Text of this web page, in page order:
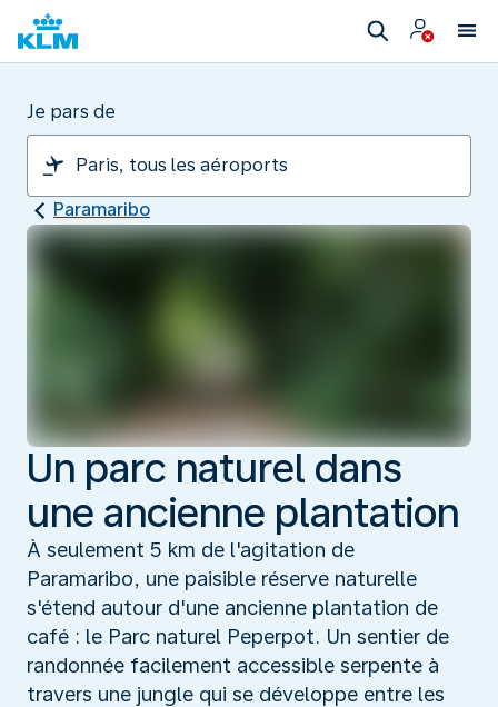
Je pars de
Paramaribo
Un parc naturel dans
une ancienne plantation
À seulement 5 km de l'agitation de
Paramaribo, une paisible réserve naturelle
s'étend autour d'une ancienne plantation de
café : le Parc naturel Peperpot. Un sentier de
randonnée facilement accessible serpente à
travers une jungle qui se développe entre les